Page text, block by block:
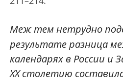
Меж тем нетрудно
результате разница
календарях в России и
XX столетию